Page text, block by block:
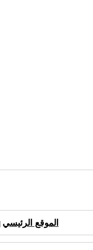
الموقع الرئيسي